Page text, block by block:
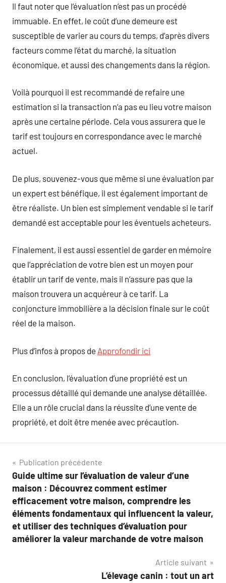
Il faut noter que l’évaluation n’est pas un procédé
immuable. En effet, le coût d’une demeure est
susceptible de varier au cours du temps, d’après divers
facteurs comme l’état du marché, la situation
économique, et aussi des changements dans la région.
Voilà pourquoi il est recommandé de refaire une
estimation si la transaction n’a pas eu lieu votre maison
après une certaine période. Cela vous assurera que le
tarif est toujours en correspondance avec le marché
actuel.
De plus, souvenez-vous que même si une évaluation par
un expert est bénéfique, il est également important de
être réaliste. Un bien est simplement vendable si le tarif
demandé est acceptable pour les éventuels acheteurs.
Finalement, il est aussi essentiel de garder en mémoire
que l’appréciation de votre bien est un moyen pour
établir un tarif de vente, mais il n’assure pas que la
maison trouvera un acquéreur à ce tarif. La
conjoncture immobilière a la décision finale sur le coût
réel de la maison.
Plus d’infos à propos de Approfondir ici
En conclusion, l’évaluation d’une propriété est un
processus détaillé qui demande une analyse détaillée.
Elle a un rôle crucial dans la réussite d’une vente de
propriété, et doit être menée avec précaution.
Navigation
de
l’article
Publication précédente
Guide ultime sur l’évaluation de valeur d’une
maison : Découvrez comment estimer
efficacement votre maison, comprendre les
éléments fondamentaux qui influencent la valeur,
et utiliser des techniques d’évaluation pour
améliorer la valeur marchande de votre maison
Article suivant
L’élevage canin : tout un art